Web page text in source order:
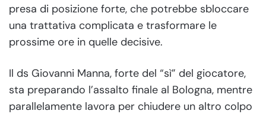
presa di posizione forte, che potrebbe sbloccare
una trattativa complicata e trasformare le
prossime ore in quelle decisive.
Il ds Giovanni Manna, forte del “sì” del giocatore,
sta preparando l’assalto finale al Bologna, mentre
parallelamente lavora per chiudere un altro colpo